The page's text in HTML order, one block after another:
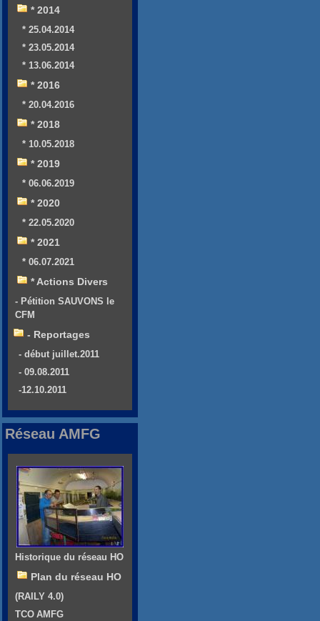
* 2014
* 25.04.2014
* 23.05.2014
* 13.06.2014
* 2016
* 20.04.2016
* 2018
* 10.05.2018
* 2019
* 06.06.2019
* 2020
* 22.05.2020
* 2021
* 06.07.2021
* Actions Divers
- Pétition SAUVONS le
CFM
- Reportages
- début juillet.2011
- 09.08.2011
-12.10.2011
Réseau AMFG
Historique du réseau HO
Plan du réseau HO
(RAILY 4.0)
TCO AMFG